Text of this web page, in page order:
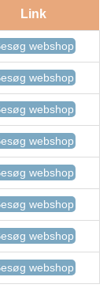
Link
webshop
webshop
webshop
webshop
webshop
webshop
webshop
webshop